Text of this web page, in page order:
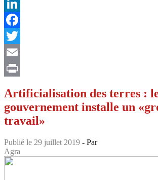
LinkedIn
Facebook
Twitter
Email
Artificialisation des terres :
gouvernement installe un
travail»
Publié le 29 juillet 2019 - Par
Agra